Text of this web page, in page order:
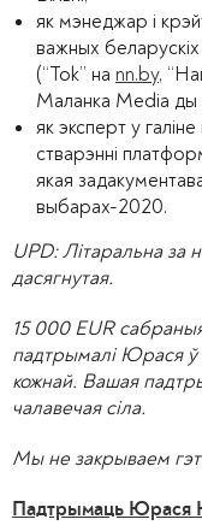
як мэнеджар і
важных
(“Tok” на nn.by,
Маланка Media ды
як эксперт у
стварэнні
якая
выбарах-2020.
UPD: Літаральна за
дасягнутая.
15 000 EUR
падтрымалі Юрася ў
кожнай. Вашая
чалавечая сіла.
Мы не закрываем
Падтрымаць Юрася